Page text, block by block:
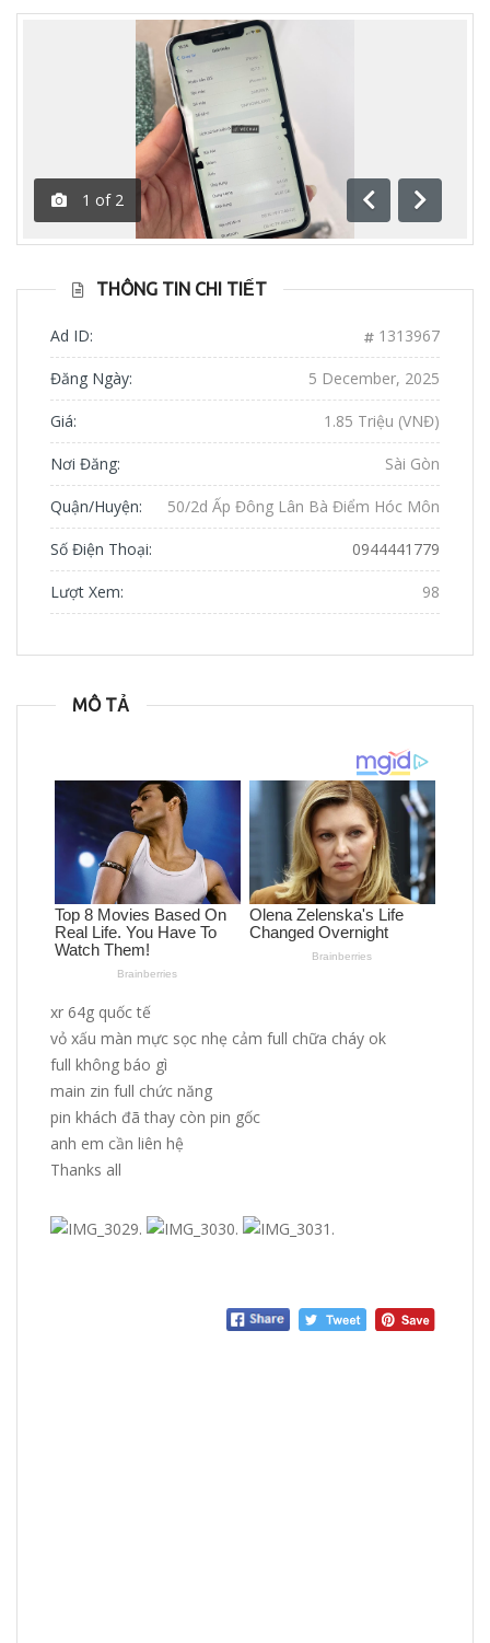
1 of 2
Previous
Next
THÔNG TIN CHI TIẾT
Ad ID: 1313967
Đăng Ngày: 5 December, 2025
Giá: 1.85 Triệu (VNĐ)
Nơi Đăng: Sài Gòn
Quận/Huyện: 50/2d Ấp Đông Lân Bà Điểm Hóc Môn
Số Điện Thoại: 0944441779
Lượt Xem: 98
MÔ TẢ
xr 64g quốc tế
vỏ xấu màn mực sọc nhẹ cảm full chữa cháy ok
full không báo gì
main zin full chức năng
pin khách đã thay còn pin gốc
anh em cần liên hệ
Thanks all